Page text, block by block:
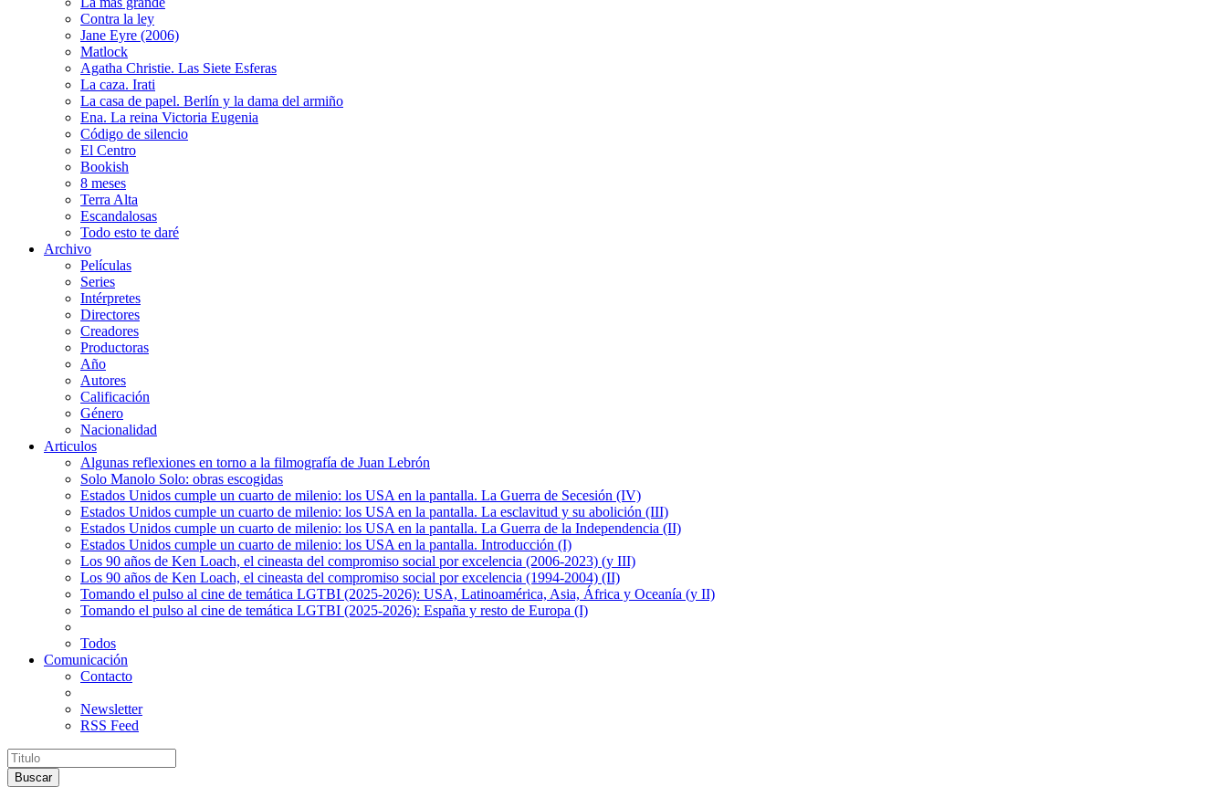
Contra la ley
Jane Eyre (2006)
Matlock
Agatha Christie. Las Siete Esferas
La caza. Irati
La casa de papel. Berlín y la dama del armiño
Ena. La reina Victoria Eugenia
Código de silencio
El Centro
Bookish
8 meses
Terra Alta
Escandalosas
Todo esto te daré
Archivo
Películas
Series
Intérpretes
Directores
Creadores
Productoras
Año
Autores
Calificación
Género
Nacionalidad
Articulos
Algunas reflexiones en torno a la filmografía de Juan Lebrón
Solo Manolo Solo: obras escogidas
Estados Unidos cumple un cuarto de milenio: los USA en la pantalla. La Guerra de Secesión (IV)
Estados Unidos cumple un cuarto de milenio: los USA en la pantalla. La esclavitud y su abolición (III)
Estados Unidos cumple un cuarto de milenio: los USA en la pantalla. La Guerra de la Independencia (II)
Estados Unidos cumple un cuarto de milenio: los USA en la pantalla. Introducción (I)
Los 90 años de Ken Loach, el cineasta del compromiso social por excelencia (2006-2023) (y III)
Los 90 años de Ken Loach, el cineasta del compromiso social por excelencia (1994-2004) (II)
Tomando el pulso al cine de temática LGTBI (2025-2026): USA, Latinoamérica, Asia, África y Oceanía (y II)
Tomando el pulso al cine de temática LGTBI (2025-2026): España y resto de Europa (I)
Todos
Comunicación
Contacto
Newsletter
RSS Feed
Buscar